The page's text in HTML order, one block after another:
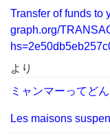
Transfer of funds to
graph.org/
より
ミャンマーってど
Les maisons